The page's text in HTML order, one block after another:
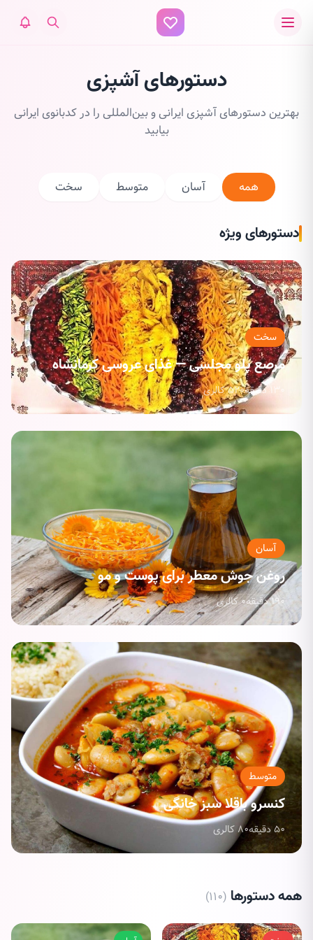
دستورهای آشپزی
بهترین دستورهای آشپزی ایرانی و بین‌المللی را در کدبانوی ایرانی
بیابید
همه آسان متوسط سخت
دستورهای ویژه
سخت
مرصع پلو مجلسی — غذای عروسی کرمانشاه
130 دقیقه 520 کالری
آسان
روغن جوش معطر برای پوست و مو
190 دقیقه 0 کالری
متوسط
کنسرو باقلا سبز خانگی
50 دقیقه 80 کالری
همه دستورها (۱۱۰)